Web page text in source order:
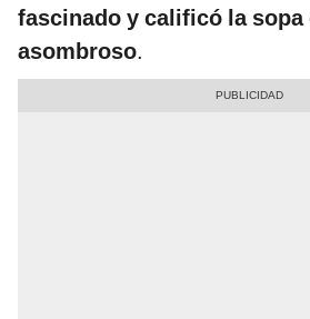
fascinado y calificó la sopa
asombroso.